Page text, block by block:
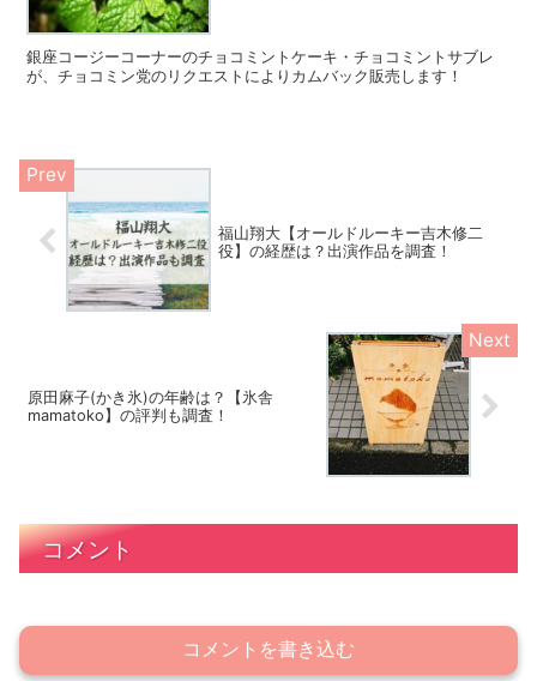
銀座コージーコーナーのチョコミントケーキ・チョコミントサブレ
が、チョコミン党のリクエストによりカムバック販売します！
福山翔大【オールドルーキー吉木修二
役】の経歴は？出演作品を調査！
原田麻子(かき氷)の年齢は？【氷舎
mamatoko】の評判も調査！
コメント
コメントを書き込む